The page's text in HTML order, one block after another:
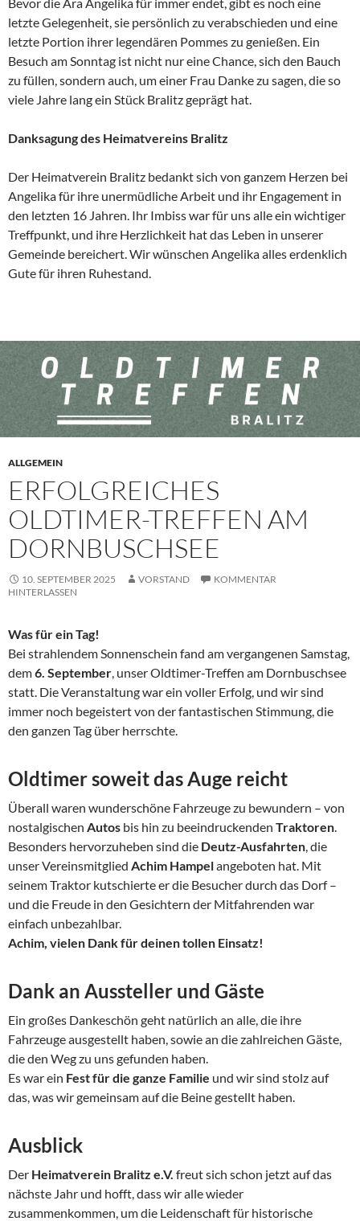
letzte Gelegenheit, sie persönlich zu verabschieden und eine
letzte Portion ihrer legendären Pommes zu genießen. Ein
Besuch am Sonntag ist nicht nur eine Chance, sich den Bauch
zu füllen, sondern auch, um einer Frau Danke zu sagen, die so
viele Jahre lang ein Stück Bralitz geprägt hat.
Danksagung des Heimatvereins Bralitz
Der Heimatverein Bralitz bedankt sich von ganzem Herzen bei
Angelika für ihre unermüdliche Arbeit und ihr Engagement in
den letzten 16 Jahren. Ihr Imbiss war für uns alle ein wichtiger
Treffpunkt, und ihre Herzlichkeit hat das Leben in unserer
Gemeinde bereichert. Wir wünschen Angelika alles erdenklich
Gute für ihren Ruhestand.
ALLGEMEIN
ERFOLGREICHES
OLDTIMER-TREFFEN AM
DORNBUSCHSEE
10. SEPTEMBER 2025 VORSTAND
KOMMENTAR
HINTERLASSEN
Was für ein Tag!
Bei strahlendem Sonnenschein fand am vergangenen Samstag,
dem6. September, unser Oldtimer-Treffen am Dornbuschsee
statt. Die Veranstaltung war ein voller Erfolg, und wir sind
immer noch begeistert von der fantastischen Stimmung, die
den ganzen Tag über herrschte.
Oldtimer soweit das Auge reicht
Überall waren wunderschöne Fahrzeuge zu bewundern – von
nostalgischen Autos bis hin zu beeindruckenden Traktoren.
Besonders hervorzuheben sind die Deutz-Ausfahrten, die
unser Vereinsmitglied Achim Hampelangeboten hat. Mit
seinem Traktor kutschierte er die Besucher durch das Dorf –
und die Freude in den Gesichtern der Mitfahrenden war
einfach unbezahlbar.
Achim, vielen Dank für deinen tollen Einsatz!
Dank an Aussteller und Gäste
Ein großes Dankeschön geht natürlich an alle, die ihre
Fahrzeuge ausgestellt haben, sowie an die zahlreichen Gäste,
die den Weg zu uns gefunden haben.
Es war ein Fest für die ganze Familie und wir sind stolz auf
das, was wir gemeinsam auf die Beine gestellt haben.
Ausblick
Der Heimatverein Bralitz e.V. freut sich schon jetzt auf das
nächste Jahr und hofft, dass wir alle wieder
zusammenkommen, um die Leidenschaft für historische